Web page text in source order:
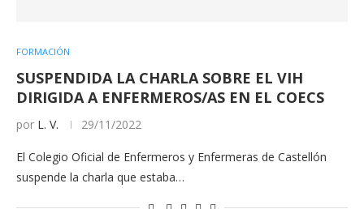
FORMACIÓN
SUSPENDIDA LA CHARLA SOBRE EL VIH
DIRIGIDA A ENFERMEROS/AS EN EL COECS
por L. V. 29/11/2022
El Colegio Oficial de Enfermeros y Enfermeras de Castellón
suspende la charla que estaba…